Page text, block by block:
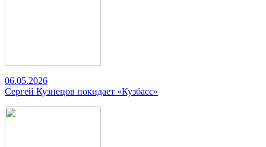
06.05.2026
Сергей Кузнецов покидает «Кузбасс»